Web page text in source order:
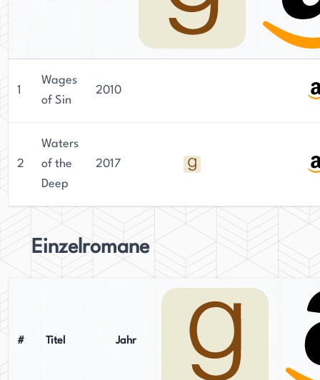
1
Wages
of Sin
2010
2
Waters
of the
Deep
2017
Einzelromane
# Titel Jahr